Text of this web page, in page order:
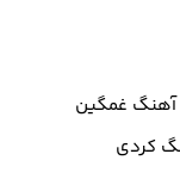
آهنگ غمگین
کردی